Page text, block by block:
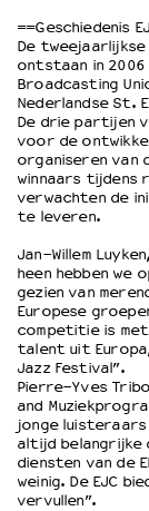
==Geschiedenis
De tweejaarlijkse
ontstaan in 2006
Broadcasting
Nederlandse St.
De drie partijen
voor de
organiseren van
winnaars
verwachten de
te leveren.
Jan-Willem
heen hebben we
gezien van
Europese
competitie is
talent uit
Jazz Festival”.
Pierre-Yves
and
jonge
altijd belangrijke
diensten van de
weinig. De EJC
vervullen”.